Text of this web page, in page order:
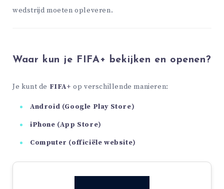
wedstrijd moeten opleveren.
Waar kun je FIFA+ bekijken en openen?
Je kunt de FIFA+ op verschillende manieren:
Android (Google Play Store)
iPhone (App Store)
Computer (officiële website)